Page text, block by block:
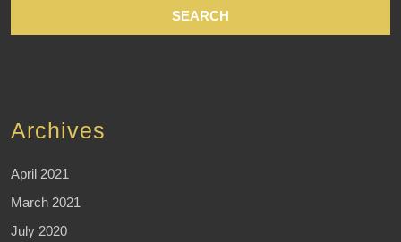
Archives
April 2021
March 2021
July 2020